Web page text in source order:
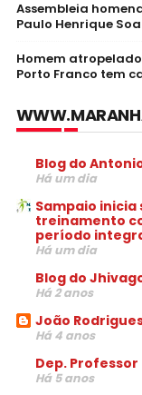
Assembleia
Paulo Henrique
Homem
Porto Franco tem
Blog do
Há um dia
Sampaio inicia
treinamento
período
Há um dia
Blog do
Há 2 anos
João
Há 4 anos
Dep.
Há 5 anos